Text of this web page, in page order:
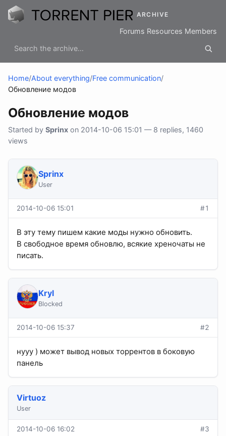
ARCHIVE
Forums Resources Members
Home/About everything/Free communication/
Обновление модов
Обновление модов
Started by Sprinx on 2014-10-06 15:01 — 8 replies, 1460
views
Sprinx
User
2014-10-06 15:01 #1
В эту тему пишем какие моды нужно обновить.
В свободное время обновлю, всякие хреночаты не
писать.
Kryl
Blocked
2014-10-06 15:37 #2
нууу ) может вывод новых торрентов в боковую
панель
Virtuoz
User
2014-10-06 16:02 #3